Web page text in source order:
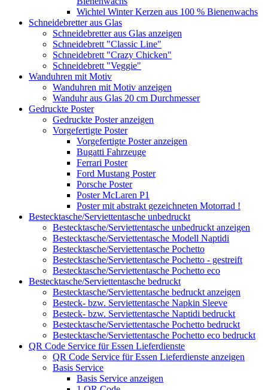
Wichtel Winter Kerzen aus 100 % Bienenwachs
Schneidebretter aus Glas
Schneidebretter aus Glas anzeigen
Schneidebrett "Classic Line"
Schneidebrett "Crazy Chicken"
Schneidebrett "Veggie"
Wanduhren mit Motiv
Wanduhren mit Motiv anzeigen
Wanduhr aus Glas 20 cm Durchmesser
Gedruckte Poster
Gedruckte Poster anzeigen
Vorgefertigte Poster
Vorgefertigte Poster anzeigen
Bugatti Fahrzeuge
Ferrari Poster
Ford Mustang Poster
Porsche Poster
Poster McLaren P1
Poster mit abstrakt gezeichneten Motorrad !
Bestecktasche/Serviettentasche unbedruckt
Bestecktasche/Serviettentasche unbedruckt anzeigen
Bestecktasche/Serviettentasche Modell Naptidi
Bestecktasche/Serviettentasche Pochetto
Bestecktasche/Serviettentasche Pochetto - gestreift
Bestecktasche/Serviettentasche Pochetto eco
Bestecktasche/Serviettentasche bedruckt
Bestecktasche/Serviettentasche bedruckt anzeigen
Besteck- bzw. Serviettentasche Napkin Sleeve
Besteck- bzw. Serviettentasche Naptidi bedruckt
Bestecktasche/Serviettentasche Pochetto bedruckt
Bestecktasche/Serviettentasche Pochetto eco bedruckt
QR Code Service für Essen Lieferdienste
QR Code Service für Essen Lieferdienste anzeigen
Basis Service
Basis Service anzeigen